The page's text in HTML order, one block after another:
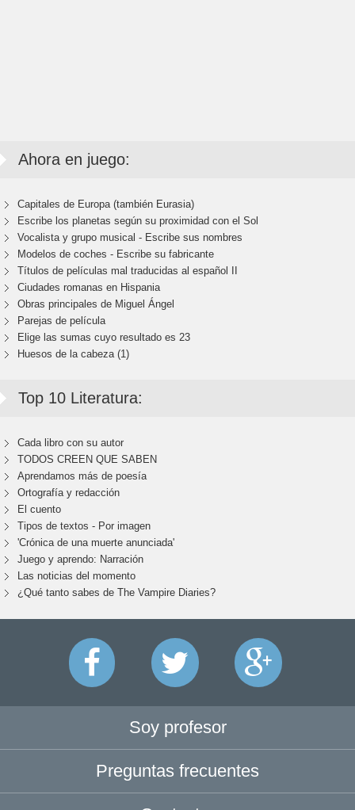
Ahora en juego:
Capitales de Europa (también Eurasia)
Escribe los planetas según su proximidad con el Sol
Vocalista y grupo musical - Escribe sus nombres
Modelos de coches - Escribe su fabricante
Títulos de películas mal traducidas al español II
Ciudades romanas en Hispania
Obras principales de Miguel Ángel
Parejas de película
Elige las sumas cuyo resultado es 23
Huesos de la cabeza (1)
Top 10 Literatura:
Cada libro con su autor
TODOS CREEN QUE SABEN
Aprendamos más de poesía
Ortografía y redacción
El cuento
Tipos de textos - Por imagen
'Crónica de una muerte anunciada'
Juego y aprendo: Narración
Las noticias del momento
¿Qué tanto sabes de The Vampire Diaries?
Soy profesor
Preguntas frecuentes